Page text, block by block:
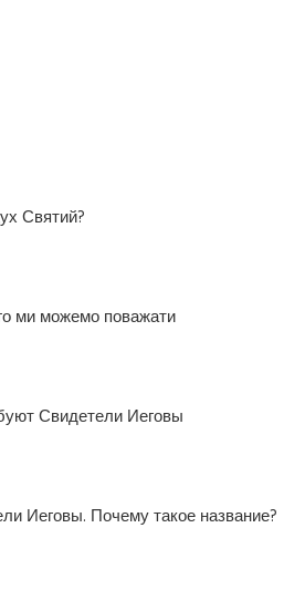
Святий?
ми можемо поважати
Свидетели Иеговы
Иеговы. Почему такое название?